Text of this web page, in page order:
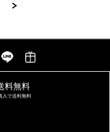
料無料
入で送料無料